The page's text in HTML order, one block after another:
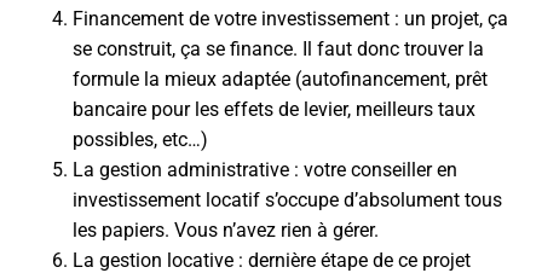
Financement de votre investissement : un projet, ça
se construit, ça se finance. Il faut donc trouver la
formule la mieux adaptée (autofinancement, prêt
bancaire pour les effets de levier, meilleurs taux
possibles, etc…)
La gestion administrative : votre conseiller en
investissement locatif s’occupe d’absolument tous
les papiers. Vous n’avez rien à gérer.
La gestion locative : dernière étape de ce projet